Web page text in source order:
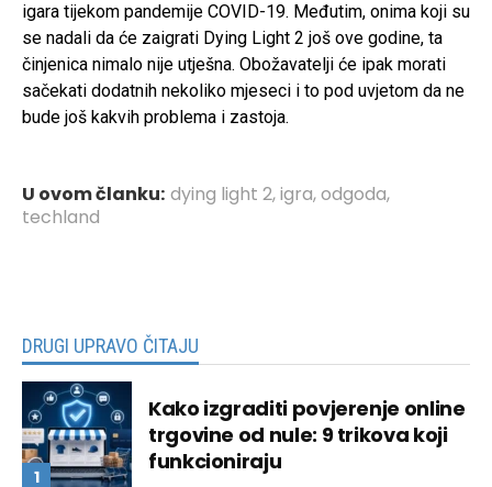
igara tijekom pandemije COVID-19. Međutim, onima koji su
se nadali da će zaigrati Dying Light 2 još ove godine, ta
činjenica nimalo nije utješna. Obožavatelji će ipak morati
sačekati dodatnih nekoliko mjeseci i to pod uvjetom da ne
bude još kakvih problema i zastoja.
U ovom članku: dying light 2,igra,odgoda,
techland
DRUGI UPRAVO ČITAJU
Kako izgraditi povjerenje online
trgovine od nule: 9 trikova koji
funkcioniraju